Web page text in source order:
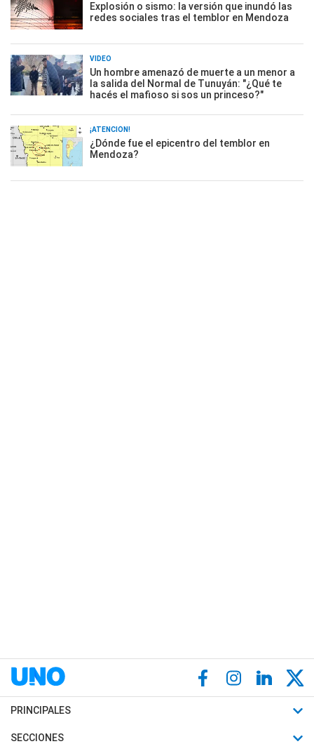
Explosión o sismo: la versión que inundó las
redes sociales tras el temblor en Mendoza
VIDEO
Un hombre amenazó de muerte a un menor a
la salida del Normal de Tunuyán: "¿Qué te
hacés el mafioso si sos un princeso?"
¡ATENCIÓN!
¿Dónde fue el epicentro del temblor en
Mendoza?
PRINCIPALES
Últimas Noticias
SECCIONES